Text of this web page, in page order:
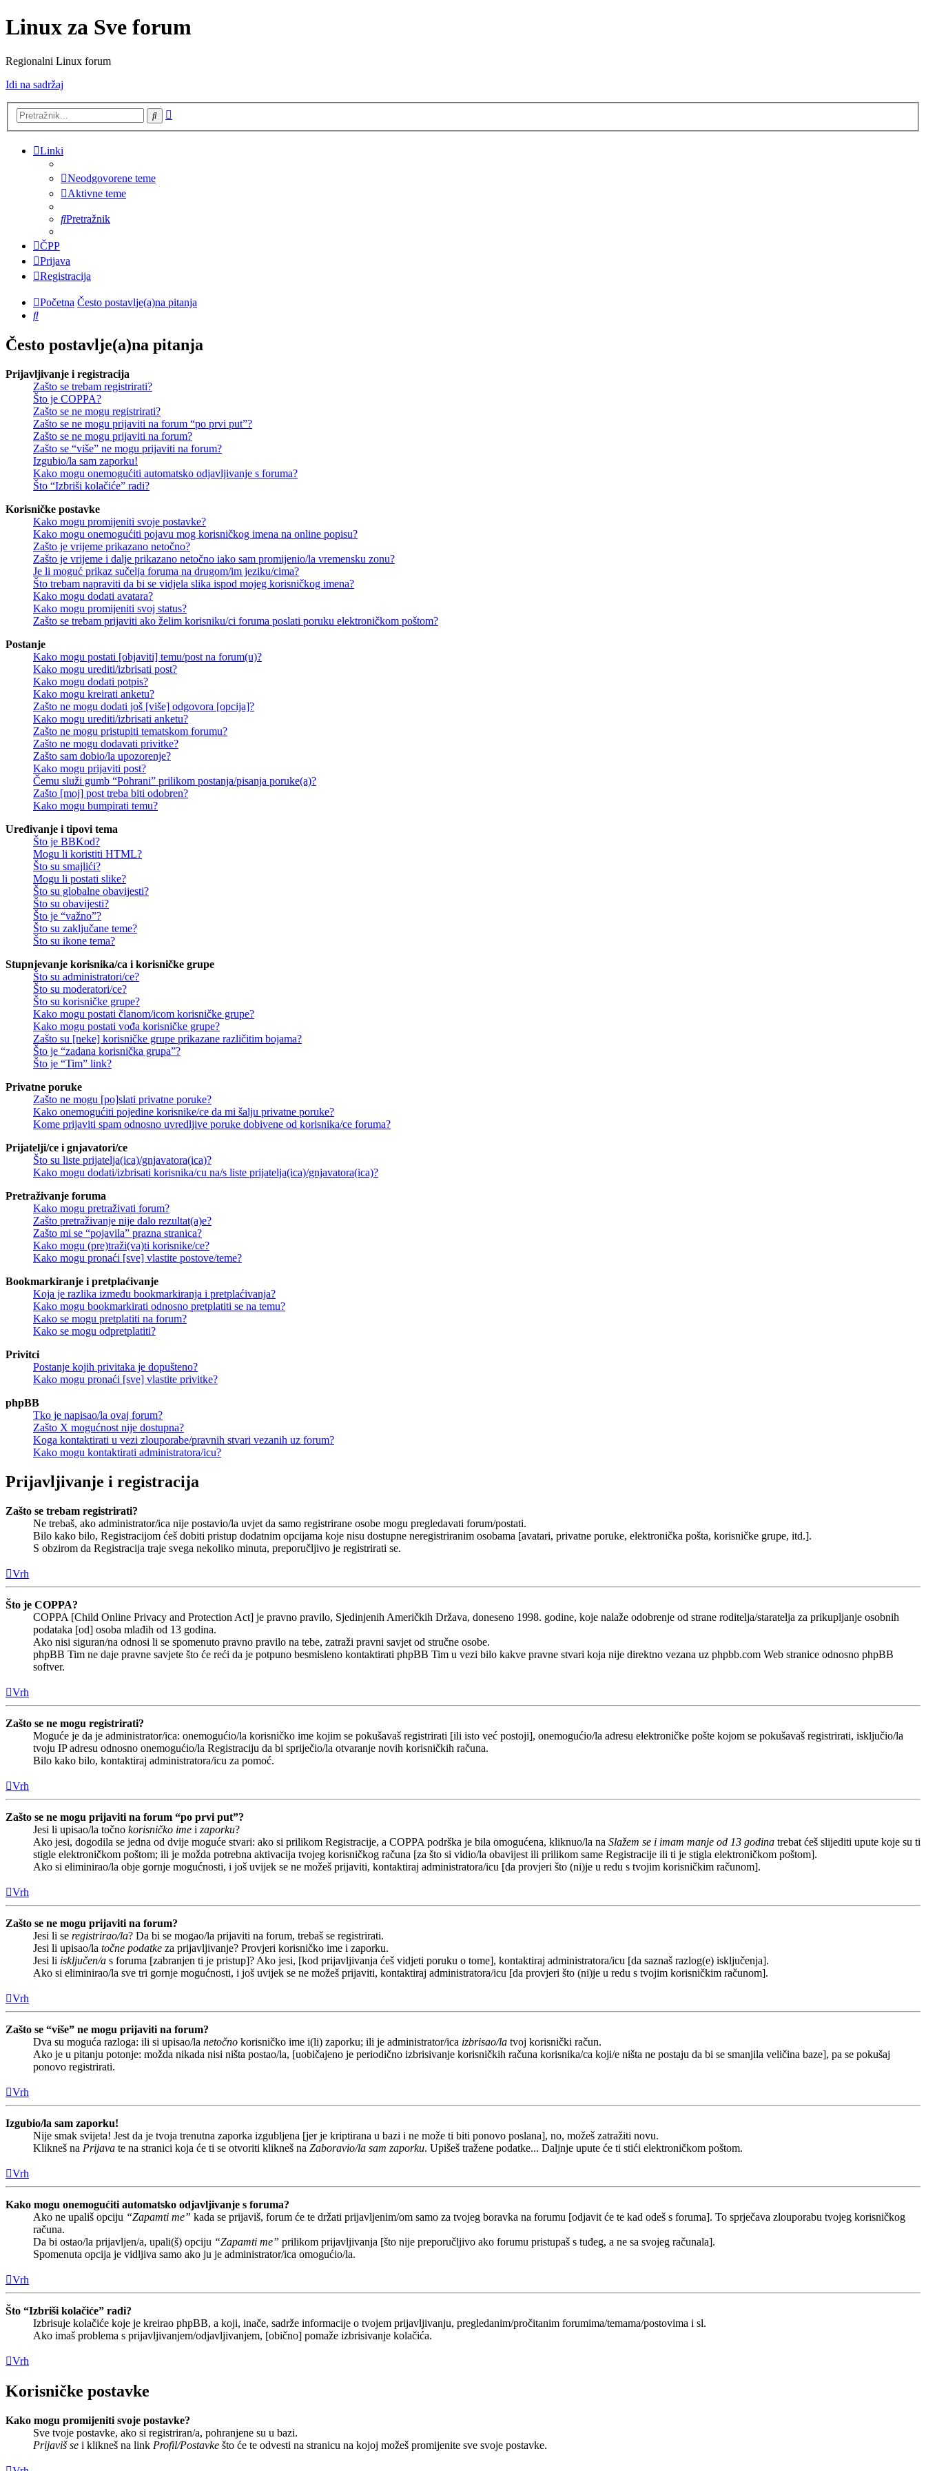
Linux za Sve forum
Regionalni Linux forum
Idi na sadržaj
Pretražnik
Linki
Neodgovorene teme
Aktivne teme
Pretražnik
ČPP
Prijava
Registracija
Početna Često postavlje(a)na pitanja
Pretražnik
Često postavlje(a)na pitanja
Prijavljivanje i registracija
Zašto se trebam registrirati?
Što je COPPA?
Zašto se ne mogu registrirati?
Zašto se ne mogu prijaviti na forum “po prvi put”?
Zašto se ne mogu prijaviti na forum?
Zašto se “više” ne mogu prijaviti na forum?
Izgubio/la sam zaporku!
Kako mogu onemogućiti automatsko odjavljivanje s foruma?
Što “Izbriši kolačiće” radi?
Korisničke postavke
Kako mogu promijeniti svoje postavke?
Kako mogu onemogućiti pojavu mog korisničkog imena na online popisu?
Zašto je vrijeme prikazano netočno?
Zašto je vrijeme i dalje prikazano netočno iako sam promijenio/la vremensku zonu?
Je li moguć prikaz sučelja foruma na drugom/im jeziku/cima?
Što trebam napraviti da bi se vidjela slika ispod mojeg korisničkog imena?
Kako mogu dodati avatara?
Kako mogu promijeniti svoj status?
Zašto se trebam prijaviti ako želim korisniku/ci foruma poslati poruku elektroničkom poštom?
Postanje
Kako mogu postati [objaviti] temu/post na forum(u)?
Kako mogu urediti/izbrisati post?
Kako mogu dodati potpis?
Kako mogu kreirati anketu?
Zašto ne mogu dodati još [više] odgovora [opcija]?
Kako mogu urediti/izbrisati anketu?
Zašto ne mogu pristupiti tematskom forumu?
Zašto ne mogu dodavati privitke?
Zašto sam dobio/la upozorenje?
Kako mogu prijaviti post?
Čemu služi gumb “Pohrani” prilikom postanja/pisanja poruke(a)?
Zašto [moj] post treba biti odobren?
Kako mogu bumpirati temu?
Uređivanje i tipovi tema
Što je BBKod?
Mogu li koristiti HTML?
Što su smajlići?
Mogu li postati slike?
Što su globalne obavijesti?
Što su obavijesti?
Što je “važno”?
Što su zaključane teme?
Što su ikone tema?
Stupnjevanje korisnika/ca i korisničke grupe
Što su administratori/ce?
Što su moderatori/ce?
Što su korisničke grupe?
Kako mogu postati članom/icom korisničke grupe?
Kako mogu postati vođa korisničke grupe?
Zašto su [neke] korisničke grupe prikazane različitim bojama?
Što je “zadana korisnička grupa”?
Što je “Tim” link?
Privatne poruke
Zašto ne mogu [po]slati privatne poruke?
Kako onemogućiti pojedine korisnike/ce da mi šalju privatne poruke?
Kome prijaviti spam odnosno uvredljive poruke dobivene od korisnika/ce foruma?
Prijatelji/ce i gnjavatori/ce
Što su liste prijatelja(ica)/gnjavatora(ica)?
Kako mogu dodati/izbrisati korisnika/cu na/s liste prijatelja(ica)/gnjavatora(ica)?
Pretraživanje foruma
Kako mogu pretraživati forum?
Zašto pretraživanje nije dalo rezultat(a)e?
Zašto mi se “pojavila” prazna stranica?
Kako mogu (pre)traži(va)ti korisnike/ce?
Kako mogu pronaći [sve] vlastite postove/teme?
Bookmarkiranje i pretplaćivanje
Koja je razlika između bookmarkiranja i pretplaćivanja?
Kako mogu bookmarkirati odnosno pretplatiti se na temu?
Kako se mogu pretplatiti na forum?
Kako se mogu odpretplatiti?
Privitci
Postanje kojih privitaka je dopušteno?
Kako mogu pronaći [sve] vlastite privitke?
phpBB
Tko je napisao/la ovaj forum?
Zašto X mogućnost nije dostupna?
Koga kontaktirati u vezi zlouporabe/pravnih stvari vezanih uz forum?
Kako mogu kontaktirati administratora/icu?
Prijavljivanje i registracija
Zašto se trebam registrirati?
Ne trebaš, ako administrator/ica nije postavio/la uvjet da samo registrirane osobe mogu pregledavati forum/postati.
Bilo kako bilo, Registracijom ćeš dobiti pristup dodatnim opcijama koje nisu dostupne neregistriranim osobama [avatari, privatne poruke, elektronička pošta, korisničke grupe, itd.].
S obzirom da Registracija traje svega nekoliko minuta, preporučljivo je registrirati se.
Vrh
Što je COPPA?
COPPA [Child Online Privacy and Protection Act] je pravno pravilo, Sjedinjenih Američkih Država, doneseno 1998. godine, koje nalaže odobrenje od strane roditelja/staratelja za prikupljanje osobnih
podataka [od] osoba mlađih od 13 godina.
Ako nisi siguran/na odnosi li se spomenuto pravno pravilo na tebe, zatraži pravni savjet od stručne osobe.
phpBB Tim ne daje pravne savjete što će reći da je potpuno besmisleno kontaktirati phpBB Tim u vezi bilo kakve pravne stvari koja nije direktno vezana uz phpbb.com Web stranice odnosno phpBB
softver.
Vrh
Zašto se ne mogu registrirati?
Moguće je da je administrator/ica: onemogućio/la korisničko ime kojim se pokušavaš registrirati [ili isto već postoji], onemogućio/la adresu elektroničke pošte kojom se pokušavaš registrirati, isključio/la
tvoju IP adresu odnosno onemogućio/la Registraciju da bi spriječio/la otvaranje novih korisničkih računa.
Bilo kako bilo, kontaktiraj administratora/icu za pomoć.
Vrh
Zašto se ne mogu prijaviti na forum “po prvi put”?
Jesi li upisao/la točno korisničko ime i zaporku?
Ako jesi, dogodila se jedna od dvije moguće stvari: ako si prilikom Registracije, a COPPA podrška je bila omogućena, kliknuo/la na Slažem se i imam manje od 13 godina trebat ćeš slijediti upute koje su ti
stigle elektroničkom poštom; ili je možda potrebna aktivacija tvojeg korisničkog računa [za što si vidio/la obavijest ili prilikom same Registracije ili ti je stigla elektroničkom poštom].
Ako si eliminirao/la obje gornje mogućnosti, i još uvijek se ne možeš prijaviti, kontaktiraj administratora/icu [da provjeri što (ni)je u redu s tvojim korisničkim računom].
Vrh
Zašto se ne mogu prijaviti na forum?
Jesi li se registrirao/la? Da bi se mogao/la prijaviti na forum, trebaš se registrirati.
Jesi li upisao/la točne podatke za prijavljivanje? Provjeri korisničko ime i zaporku.
Jesi li isključen/a s foruma [zabranjen ti je pristup]? Ako jesi, [kod prijavljivanja ćeš vidjeti poruku o tome], kontaktiraj administratora/icu [da saznaš razlog(e) isključenja].
Ako si eliminirao/la sve tri gornje mogućnosti, i još uvijek se ne možeš prijaviti, kontaktiraj administratora/icu [da provjeri što (ni)je u redu s tvojim korisničkim računom].
Vrh
Zašto se “više” ne mogu prijaviti na forum?
Dva su moguća razloga: ili si upisao/la netočno korisničko ime i(li) zaporku; ili je administrator/ica izbrisao/la tvoj korisnički račun.
Ako je u pitanju potonje: možda nikada nisi ništa postao/la, [uobičajeno je periodično izbrisivanje korisničkih računa korisnika/ca koji/e ništa ne postaju da bi se smanjila veličina baze], pa se pokušaj
ponovo registrirati.
Vrh
Izgubio/la sam zaporku!
Nije smak svijeta! Jest da je tvoja trenutna zaporka izgubljena [jer je kriptirana u bazi i ne može ti biti ponovo poslana], no, možeš zatražiti novu.
Klikneš na Prijava te na stranici koja će ti se otvoriti klikneš na Zaboravio/la sam zaporku. Upišeš tražene podatke... Daljnje upute će ti stići elektroničkom poštom.
Vrh
Kako mogu onemogućiti automatsko odjavljivanje s foruma?
Ako ne upališ opciju “Zapamti me” kada se prijaviš, forum će te držati prijavljenim/om samo za tvojeg boravka na forumu [odjavit će te kad odeš s foruma]. To sprječava zlouporabu tvojeg korisničkog
računa.
Da bi ostao/la prijavljen/a, upali(š) opciju “Zapamti me” prilikom prijavljivanja [što nije preporučljivo ako forumu pristupaš s tuđeg, a ne sa svojeg računala].
Spomenuta opcija je vidljiva samo ako ju je administrator/ica omogućio/la.
Vrh
Što “Izbriši kolačiće” radi?
Izbrisuje kolačiće koje je kreirao phpBB, a koji, inače, sadrže informacije o tvojem prijavljivanju, pregledanim/pročitanim forumima/temama/postovima i sl.
Ako imaš problema s prijavljivanjem/odjavljivanjem, [obično] pomaže izbrisivanje kolačića.
Vrh
Korisničke postavke
Kako mogu promijeniti svoje postavke?
Sve tvoje postavke, ako si registriran/a, pohranjene su u bazi.
Prijaviš se i klikneš na link Profil/Postavke što će te odvesti na stranicu na kojoj možeš promijenite sve svoje postavke.